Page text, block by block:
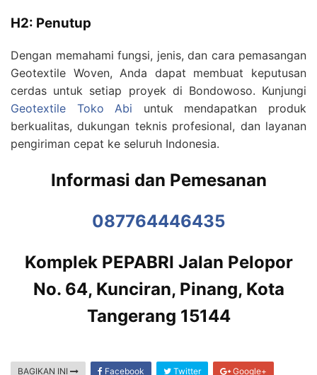
H2: Penutup
Dengan memahami fungsi, jenis, dan cara pemasangan
Geotextile Woven, Anda dapat membuat keputusan
cerdas untuk setiap proyek di Bondowoso. Kunjungi
Geotextile Toko Abi untuk mendapatkan produk
berkualitas, dukungan teknis profesional, dan layanan
pengiriman cepat ke seluruh Indonesia.
Informasi dan Pemesanan
087764446435
Komplek PEPABRI Jalan Pelopor
No. 64, Kunciran, Pinang, Kota
Tangerang 15144
BAGIKAN INI Facebook Twitter Google+